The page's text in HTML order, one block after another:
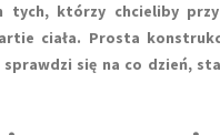
tych, którzy chcieliby
ciała. Prosta
się na co dzień,